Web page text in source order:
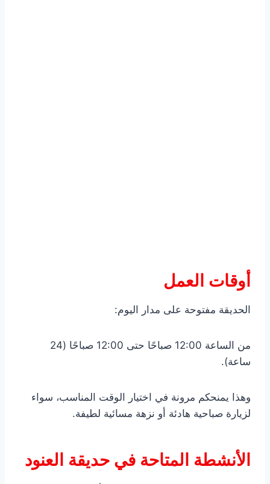
أوقات العمل
الحديقة مفتوحة على مدار اليوم:
من الساعة 12:00 صباحًا حتى 12:00 صباحًا (24
ساعة).
وهذا يمنحكم مرونة في اختيار الوقت المناسب، سواء
لزيارة صباحية هادئة أو نزهة مسائية لطيفة.
الأنشطة المتاحة في حديقة العنود